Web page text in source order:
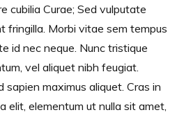
cubilia Curae; Sed vulputate
fringilla. Morbi vitae sem tempus
id nec neque. Nunc tristique
vel aliquet nibh feugiat.
sapien maximus aliquet. Cras in
elit, elementum ut nulla sit amet,